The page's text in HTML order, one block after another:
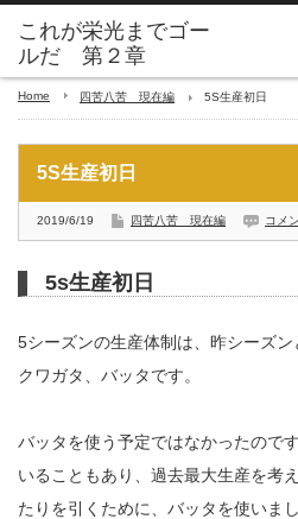
これが栄光までゴー
ルだ 第２章
Home 四苦八苦 現在編 5S生産初日
5S生産初日
2019/6/19 四苦八苦 現在編 コメ
5s生産初日
5シーズンの生産体制は、昨シーズ
クワガタ、バッタです。
バッタを使う予定ではなかったので
いることもあり、過去最大生産を考
たりを引くために、バッタを使いまし